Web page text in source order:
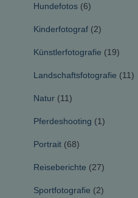
Hundefotos (6)
Kinderfotograf (2)
Künstlerfotografie (19)
Landschaftsfotografie (11)
Natur (11)
Pferdeshooting (1)
Portrait (68)
Reiseberichte (27)
Sportfotografie (2)